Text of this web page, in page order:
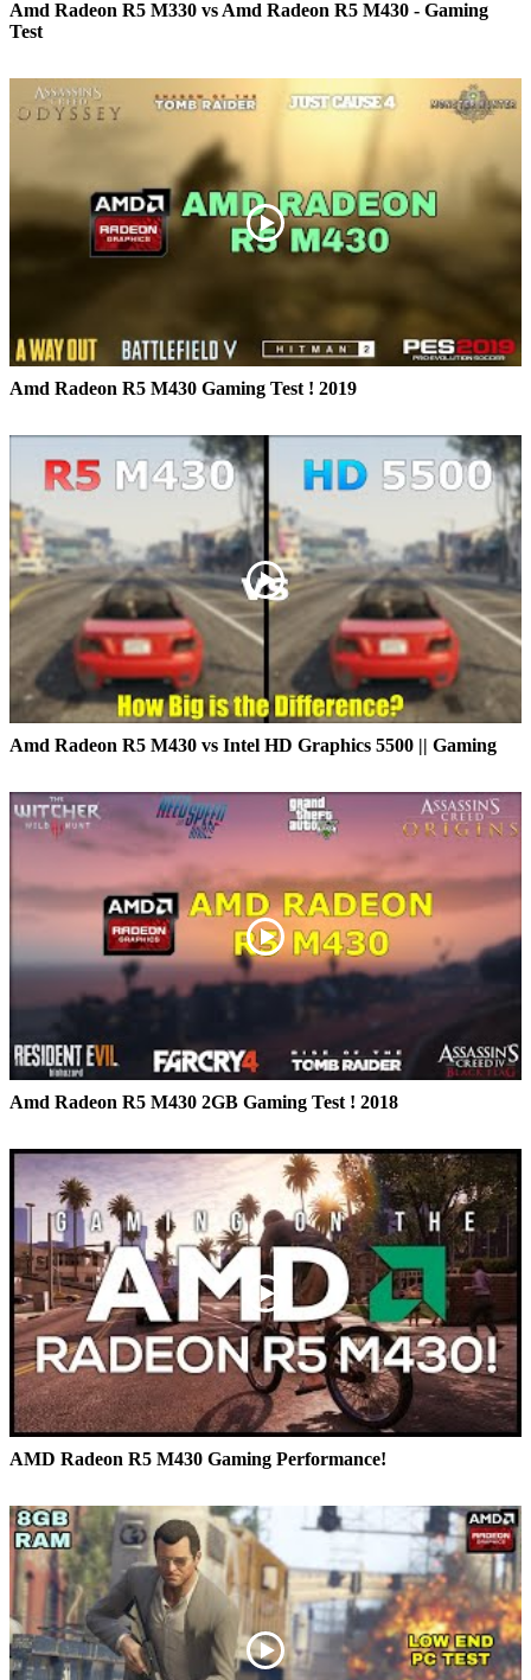
Amd Radeon R5 M330 vs Amd Radeon R5 M430 - Gaming
Test
Amd Radeon R5 M430 Gaming Test ! 2019
Amd Radeon R5 M430 vs Intel HD Graphics 5500 || Gaming
Amd Radeon R5 M430 2GB Gaming Test ! 2018
AMD Radeon R5 M430 Gaming Performance!